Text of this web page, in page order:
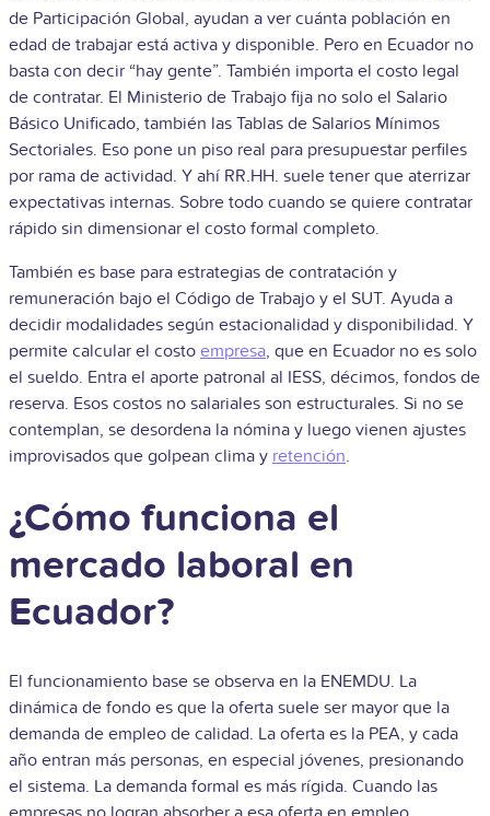
de Participación Global, ayudan a ver cuánta población en
edad de trabajar está activa y disponible. Pero en Ecuador no
basta con decir “hay gente”. También importa el costo legal
de contratar. El Ministerio de Trabajo fija no solo el Salario
Básico Unificado, también las Tablas de Salarios Mínimos
Sectoriales. Eso pone un piso real para presupuestar perfiles
por rama de actividad. Y ahí RR.HH. suele tener que aterrizar
expectativas internas. Sobre todo cuando se quiere contratar
rápido sin dimensionar el costo formal completo.
También es base para estrategias de contratación y
remuneración bajo el Código de Trabajo y el SUT. Ayuda a
decidir modalidades según estacionalidad y disponibilidad. Y
permite calcular el costo empresa, que en Ecuador no es solo
el sueldo. Entra el aporte patronal al IESS, décimos, fondos de
reserva. Esos costos no salariales son estructurales. Si no se
contemplan, se desordena la nómina y luego vienen ajustes
improvisados que golpean clima y retención.
¿Cómo funciona el
mercado laboral en
Ecuador?
El funcionamiento base se observa en la ENEMDU. La
dinámica de fondo es que la oferta suele ser mayor que la
demanda de empleo de calidad. La oferta es la PEA, y cada
año entran más personas, en especial jóvenes, presionando
el sistema. La demanda formal es más rígida. Cuando las